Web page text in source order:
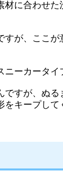
に合わせ
すが、ここ
ーカータイ
すが、ぬ
キープして